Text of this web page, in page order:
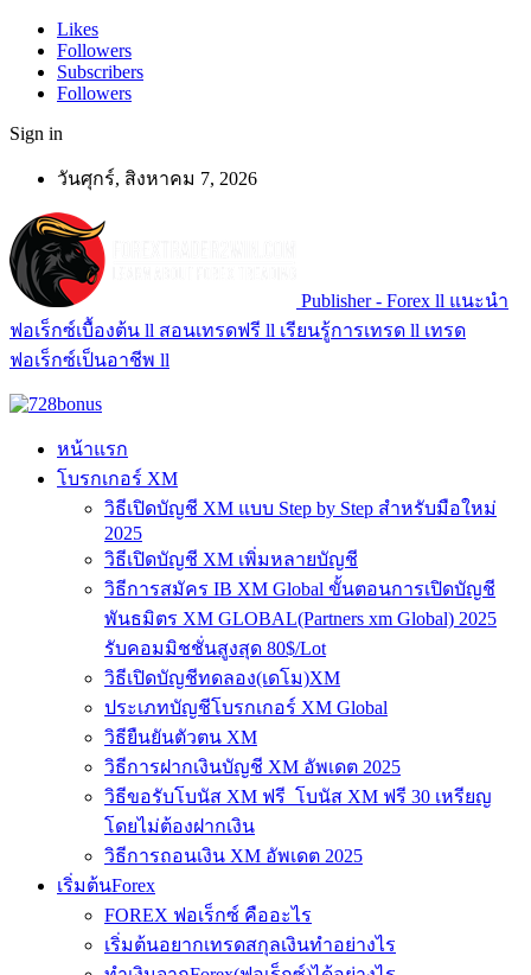
Likes
Followers
Subscribers
Followers
Sign in
วันศุกร์, สิงหาคม 7, 2026
Publisher - Forex ll แนะนำ
ฟอเร็กซ์เบื้องต้น ll สอนเทรดฟรี ll เรียนรู้การเทรด ll เทรด
ฟอเร็กซ์เป็นอาชีพ ll
หน้าแรก
โบรกเกอร์ XM
วิธีเปิดบัญชี XM แบบ Step by Step สำหรับมือใหม่
2025
วิธีเปิดบัญชี XM เพิ่มหลายบัญชี
วิธีการสมัคร IB XM Global ขั้นตอนการเปิดบัญชี
พันธมิตร XM GLOBAL(Partners xm Global) 2025
รับคอมมิชชั่นสูงสุด 80$/Lot
วิธีเปิดบัญชีทดลอง(เดโม)XM
ประเภทบัญชีโบรกเกอร์ XM Global
วิธียืนยันตัวตน XM
วิธีการฝากเงินบัญชี XM อัพเดต 2025
วิธีขอรับโบนัส XM ฟรี โบนัส XM ฟรี 30 เหรียญ
โดยไม่ต้องฝากเงิน
วิธีการถอนเงิน XM อัพเดต 2025
เริ่มต้นForex
FOREX ฟอเร็กซ์ คืออะไร
เริ่มต้นอยากเทรดสกุลเงินทำอย่างไร